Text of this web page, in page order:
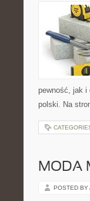
pewność, jak i
polski. Na
MODA
POSTED BY